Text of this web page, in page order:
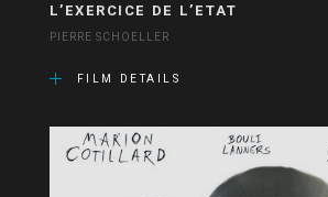
L’EXERCICE DE L’ETAT
PIERRE SCHOELLER
FILM DETAILS